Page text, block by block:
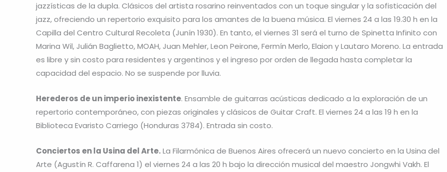
jazzísticas de la dupla. Clásicos del artista rosarino reinventados con un toque singular y la sofisticación del
jazz, ofreciendo un repertorio exquisito para los amantes de la buena música. El viernes 24 a las 19.30 h en la
Capilla del Centro Cultural Recoleta (Junín 1930). En tanto, el viernes 31 será el turno de Spinetta Infinito con
Marina Wil, Julián Baglietto, MOAH, Juan Mehler, Leon Peirone, Fermín Merlo, Elaion y Lautaro Moreno. La entrada
es libre y sin costo para residentes y argentinos y el ingreso por orden de llegada hasta completar la
capacidad del espacio. No se suspende por lluvia.
Herederos de un imperio inexistente. Ensamble de guitarras acústicas dedicado a la exploración de un
repertorio contemporáneo, con piezas originales y clásicos de Guitar Craft. El viernes 24 a las 19 h en la
Biblioteca Evaristo Carriego (Honduras 3784). Entrada sin costo.
Conciertos en la Usina del Arte.La Filarmónica de Buenos Aires ofrecerá un nuevo concierto en la Usina del
Arte (Agustín R. Caffarena 1) el viernes 24 a las 20 h bajo la dirección musical del maestro Jongwhi Vakh. El